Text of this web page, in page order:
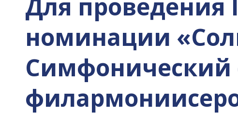
Для проведения
номинации
Симфонический